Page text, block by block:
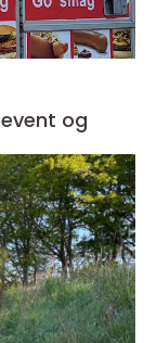
og